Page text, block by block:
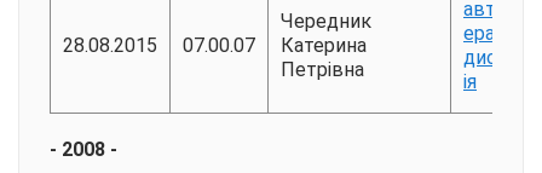
28.08.2015 07.00.07
Чередник
Катерина
Петрівна
автореф
ерат
ія
- 2008 -